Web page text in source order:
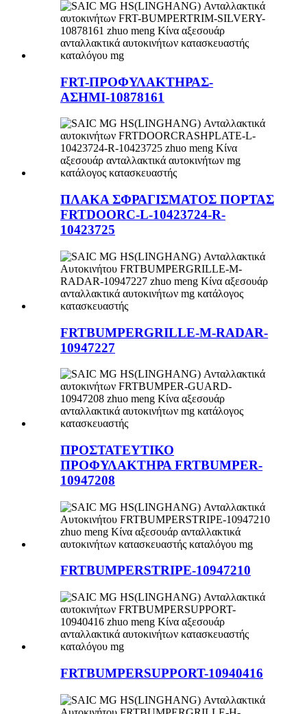
FRT-ΠΡΟΦΥΛΑΚΤΗΡΑΣ-
ΑΣΗΜΙ-10878161
ΠΛΑΚΑ ΣΦΡΑΓΙΣΜΑΤΟΣ ΠΟΡΤΑΣ
FRTDOORC-L-10423724-R-
10423725
FRTBUMPERGRILLE-M-RADAR-
10947227
ΠΡΟΣΤΑΤΕΥΤΙΚΟ
ΠΡΟΦΥΛΑΚΤΗΡΑ FRTBUMPER-
10947208
FRTBUMPERSTRIPE-10947210
FRTBUMPERSUPPORT-10940416